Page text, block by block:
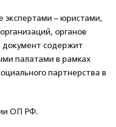
экспертами – юристами,
органов
документ содержит
палатами в рамках
партнерства в
ОП РФ.